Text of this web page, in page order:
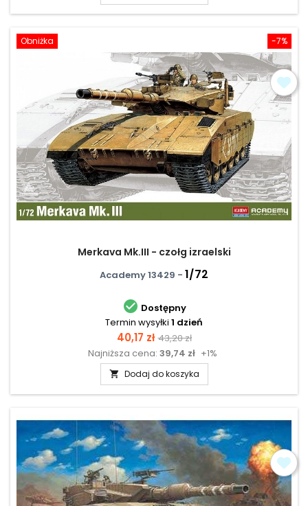
-7%
Obniżka
Merkava Mk.III - czołg izraelski
Academy 13429 - 1/72
 Dostępny
Termin wysyłki 1 dzień
Cena
40,17 zł Cena
podstawowa
43,20 zł
Najniższa cena: 39,74 zł +1%
 Dodaj do koszyka